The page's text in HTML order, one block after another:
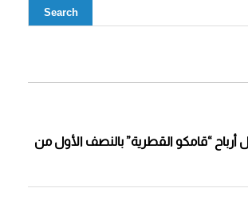
أرباح “قامكو القطرية” بالنصف الأول من